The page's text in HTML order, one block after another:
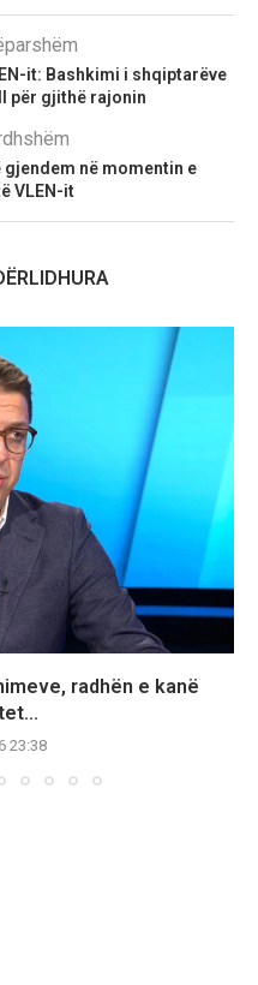
it: Bashkimi i shqiptarëve
për gjithë rajonin
gjendem në momentin e
VLEN-it
radhën e kanë
23:38